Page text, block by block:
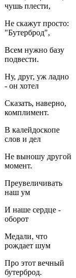
чушь плести,
Не скажут просто:
"Бутерброд",
Всем нужно базу
подвести.
Ну, друг, уж ладно
- он хотел
Сказать, наверно,
комплимент.
В калейдоскопе
слов и дел
Не выношу другой
момент.
Преувеличивать
наш ум
И наше сердце -
оборот
Медали, что
рождает шум
Про этот вечный
бутерброд.